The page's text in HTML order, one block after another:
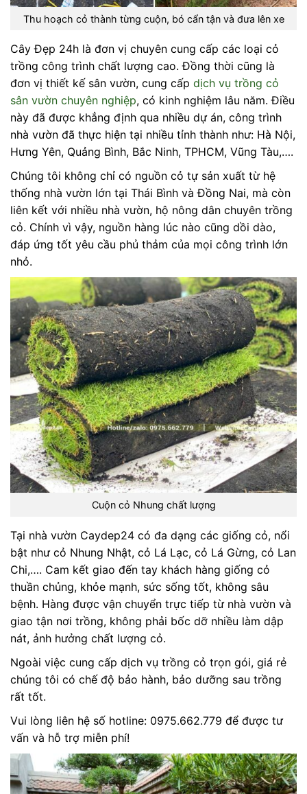
Thu hoạch cỏ thành từng cuộn, bó cẩn tận và đưa lên xe
Cây Đẹp 24h là đơn vị chuyên cung cấp các loại cỏ
trồng công trình chất lượng cao. Đồng thời cũng là
đơn vị thiết kế sân vườn, cung cấp dịch vụ trồng cỏ
sân vườn chuyên nghiệp, có kinh nghiệm lâu năm. Điều
này đã được khẳng định qua nhiều dự án, công trình
nhà vườn đã thực hiện tại nhiều tỉnh thành như: Hà Nội,
Hưng Yên, Quảng Bình, Bắc Ninh, TPHCM, Vũng Tàu,….
Chúng tôi không chỉ có nguồn cỏ tự sản xuất từ hệ
thống nhà vườn lớn tại Thái Bình và Đồng Nai, mà còn
liên kết với nhiều nhà vườn, hộ nông dân chuyên trồng
cỏ. Chính vì vậy, nguồn hàng lúc nào cũng dồi dào,
đáp ứng tốt yêu cầu phủ thảm của mọi công trình lớn
nhỏ.
Cuộn cỏ Nhung chất lượng
Tại nhà vườn Caydep24 có đa dạng các giống cỏ, nổi
bật như cỏ Nhung Nhật, cỏ Lá Lạc, cỏ Lá Gừng, cỏ Lan
Chi,…. Cam kết giao đến tay khách hàng giống cỏ
thuần chủng, khỏe mạnh, sức sống tốt, không sâu
bệnh. Hàng được vận chuyển trực tiếp từ nhà vườn và
giao tận nơi trồng, không phải bốc dỡ nhiều làm dập
nát, ảnh hưởng chất lượng cỏ.
Ngoài việc cung cấp dịch vụ trồng cỏ trọn gói, giá rẻ
chúng tôi có chế độ bảo hành, bảo dưỡng sau trồng
rất tốt.
Vui lòng liên hệ số hotline: 0975.662.779 để được tư
vấn và hỗ trợ miễn phí!